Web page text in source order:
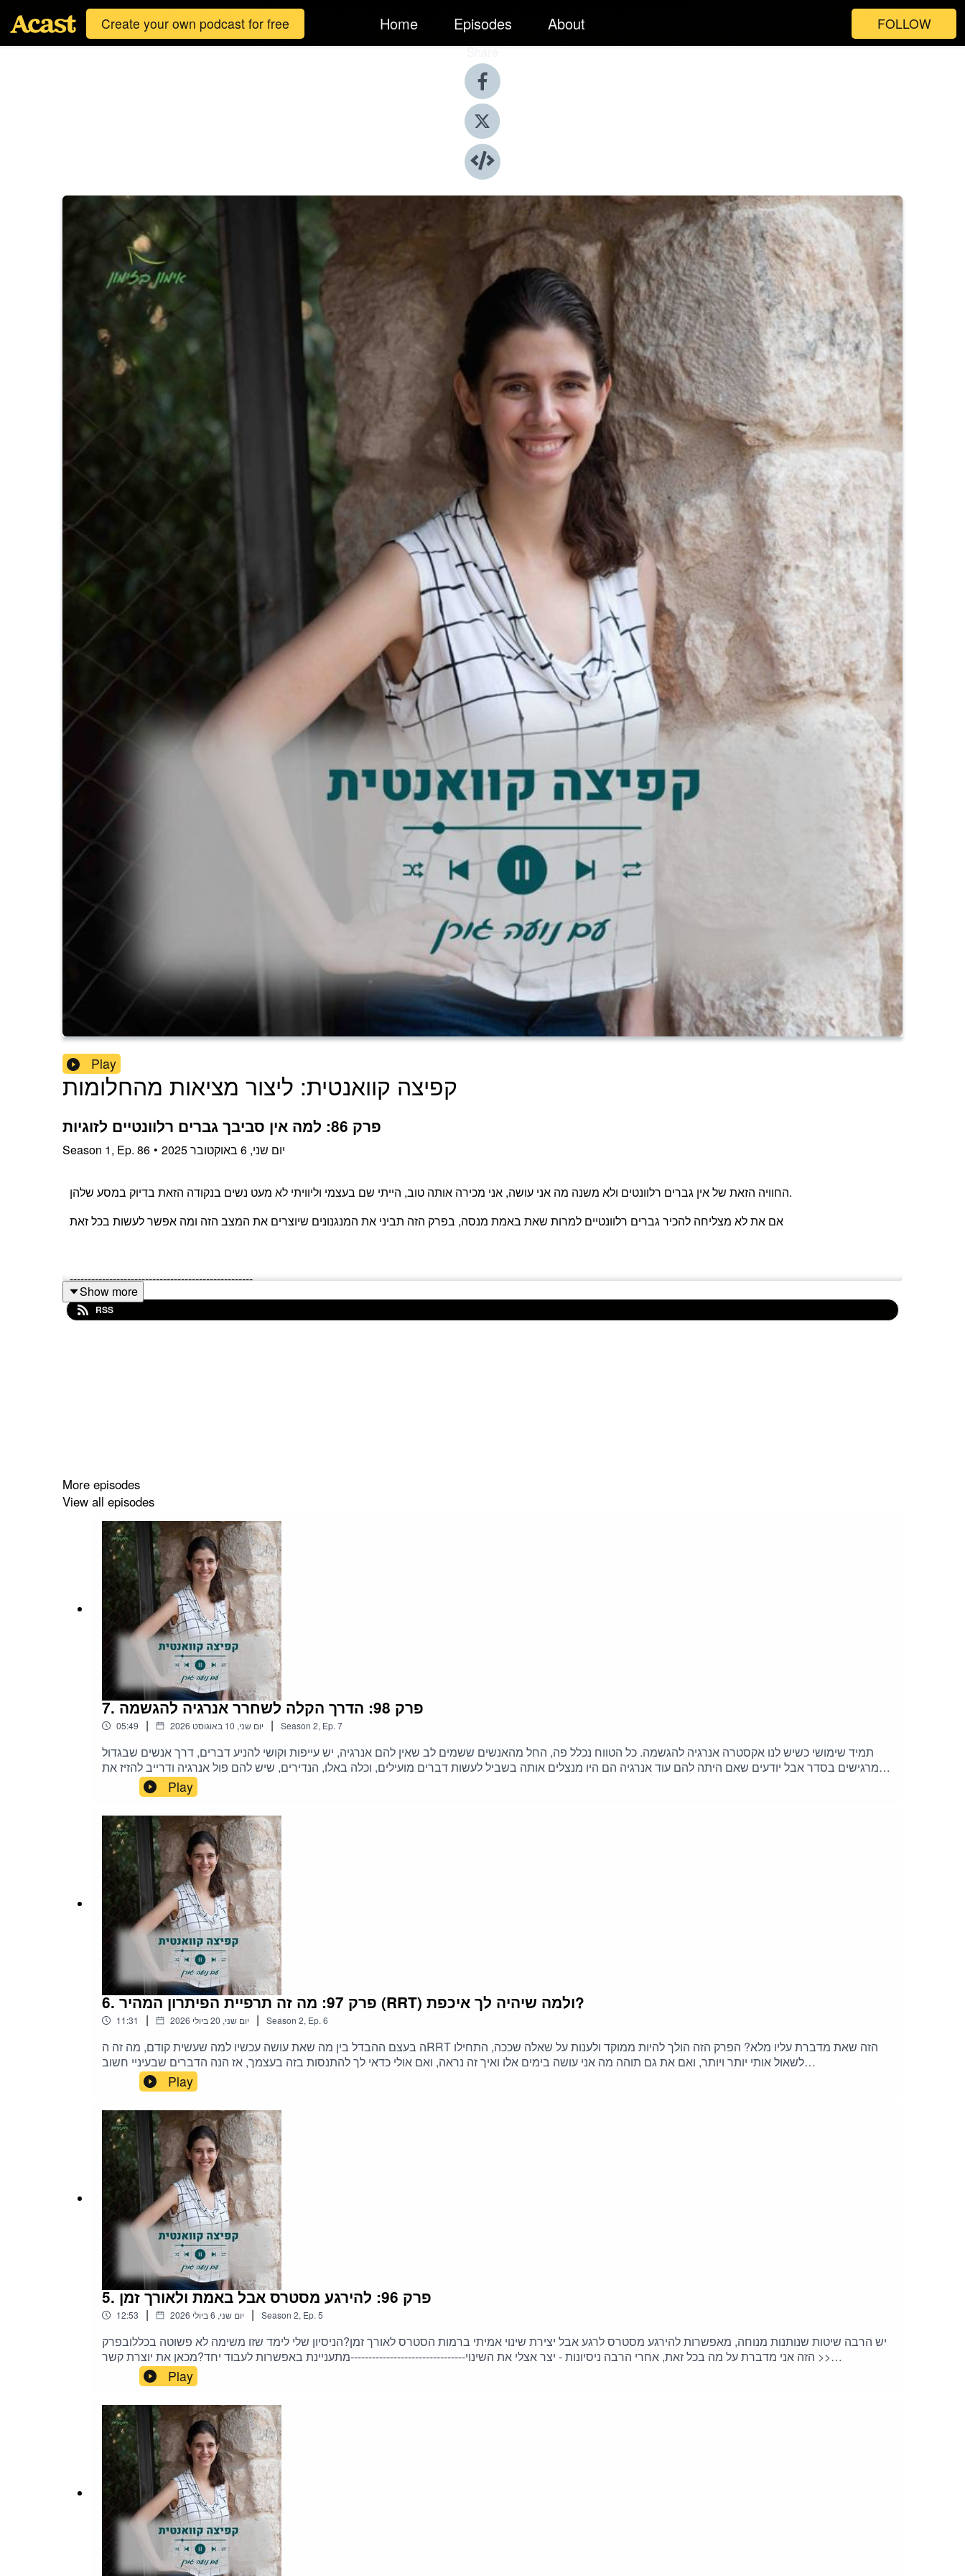
Create your own podcast for free Home Episodes About FOLLOW
Share
Play
קפיצה קוואנטית: ליצור מציאות מהחלומות
פרק 86: למה אין סביבך גברים רלוונטיים לזוגיות
Season 1, Ep. 86 • יום שני, 6 באוקטובר 2025
החוויה הזאת של אין גברים רלוונטים ולא משנה מה אני עושה, אני מכירה אותה טוב, הייתי שם בעצמי וליוויתי לא מעט נשים בנקודה הזאת בדיוק במסע שלהן.
אם את לא מצליחה להכיר גברים רלוונטיים למרות שאת באמת מנסה, בפרק הזה תביני את המנגנונים שיוצרים את המצב הזה ומה אפשר לעשות בכל זאת
---------------------------------------------------
Show more
RSS
More episodes
View all episodes
7. פרק 98: הדרך הקלה לשחרר אנרגיה להגשמה
05:49 | יום שני, 10 באוגוסט 2026 | Season 2, Ep. 7
תמיד שימושי כשיש לנו אקסטרה אנרגיה להגשמה. כל הטווח נכלל פה, החל מהאנשים ששמים לב שאין להם אנרגיה, יש עייפות וקושי להניע דברים, דרך אנשים שבגדול
מרגישים בסדר אבל יודעים שאם היתה להם עוד אנרגיה הם היו מנצלים אותה בשביל לעשות דברים מועילים, וכלה באלו, הנדירים, שיש להם פול אנרגיה ודרייב להזיז את
עצמם ואת הפרויקטים שחשובים להם בחיים, ורק מדי פעם הם שמים לב לאיזו מחשבה שככה, מורידה אותם אנרגטית.בפרק של היום אני אדבר על הדרך החדשה שגיליתי
לשחרור אנרגיה להגשמה------------------------------------------------------------------רוצה לעבור סשן טרנספורמציה? בדיקת התאמה
מכאןhttps://zimun.fillout.com/t/d59QLX1G3Nus
Play
6. פרק 97: מה זה תרפיית הפיתרון המהיר (RRT) ולמה שיהיה לך איכפת?
11:31 | יום שני, 20 ביולי 2026 | Season 2, Ep. 6
ה בעצם ההבדל בין מה שאת עושה עכשיו למה שעשית קודם, מה זה הRRT הזה שאת מדברת עליו מלא? הפרק הזה הולך להיות ממוקד ולענות על שאלה שככה, התחילו
לשאול אותי יותר ויותר, ואם את גם תוהה מה אני עושה בימים אלו ואיך זה נראה, ואם אולי כדאי לך להתנסות בזה בעצמך, אז הנה הדברים שבעיניי חשוב
Play
5. פרק 96: להירגע מסטרס אבל באמת ולאורך זמן
12:53 | יום שני, 6 ביולי 2026 | Season 2, Ep. 5
יש הרבה שיטות שנותנות מנוחה, מאפשרות להירגע מסטרס לרגע אבל יצירת שינוי אמיתי ברמות הסטרס לאורך זמן?הניסיון שלי לימד שזו משימה לא פשוטה בכללובפרק
הזה אני מדברת על מה בכל זאת, אחרי הרבה ניסיונות - יצר אצלי את השינוי--------------------------------מתעניינת באפשרות לעבוד יחד?מכאן את יוצרת קשר >>
http://wa.me/972586776544
Play